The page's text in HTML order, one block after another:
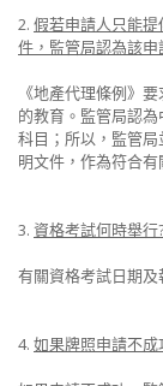
2. 假若申請人只能
件，監管局認為該
《地產代理條例》
的教育。監管局認
科目；所以，監管
明文件，作為符合
3. 資格考試何時舉行
有關資格考試日期
4. 如果牌照申請不成